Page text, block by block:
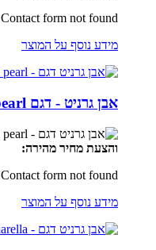
Contact form not found.
מידע נוסף על המוצר
אבן גרניט - דגם sea pearl
והצעת מחיר מהירה:
Contact form not found.
מידע נוסף על המוצר